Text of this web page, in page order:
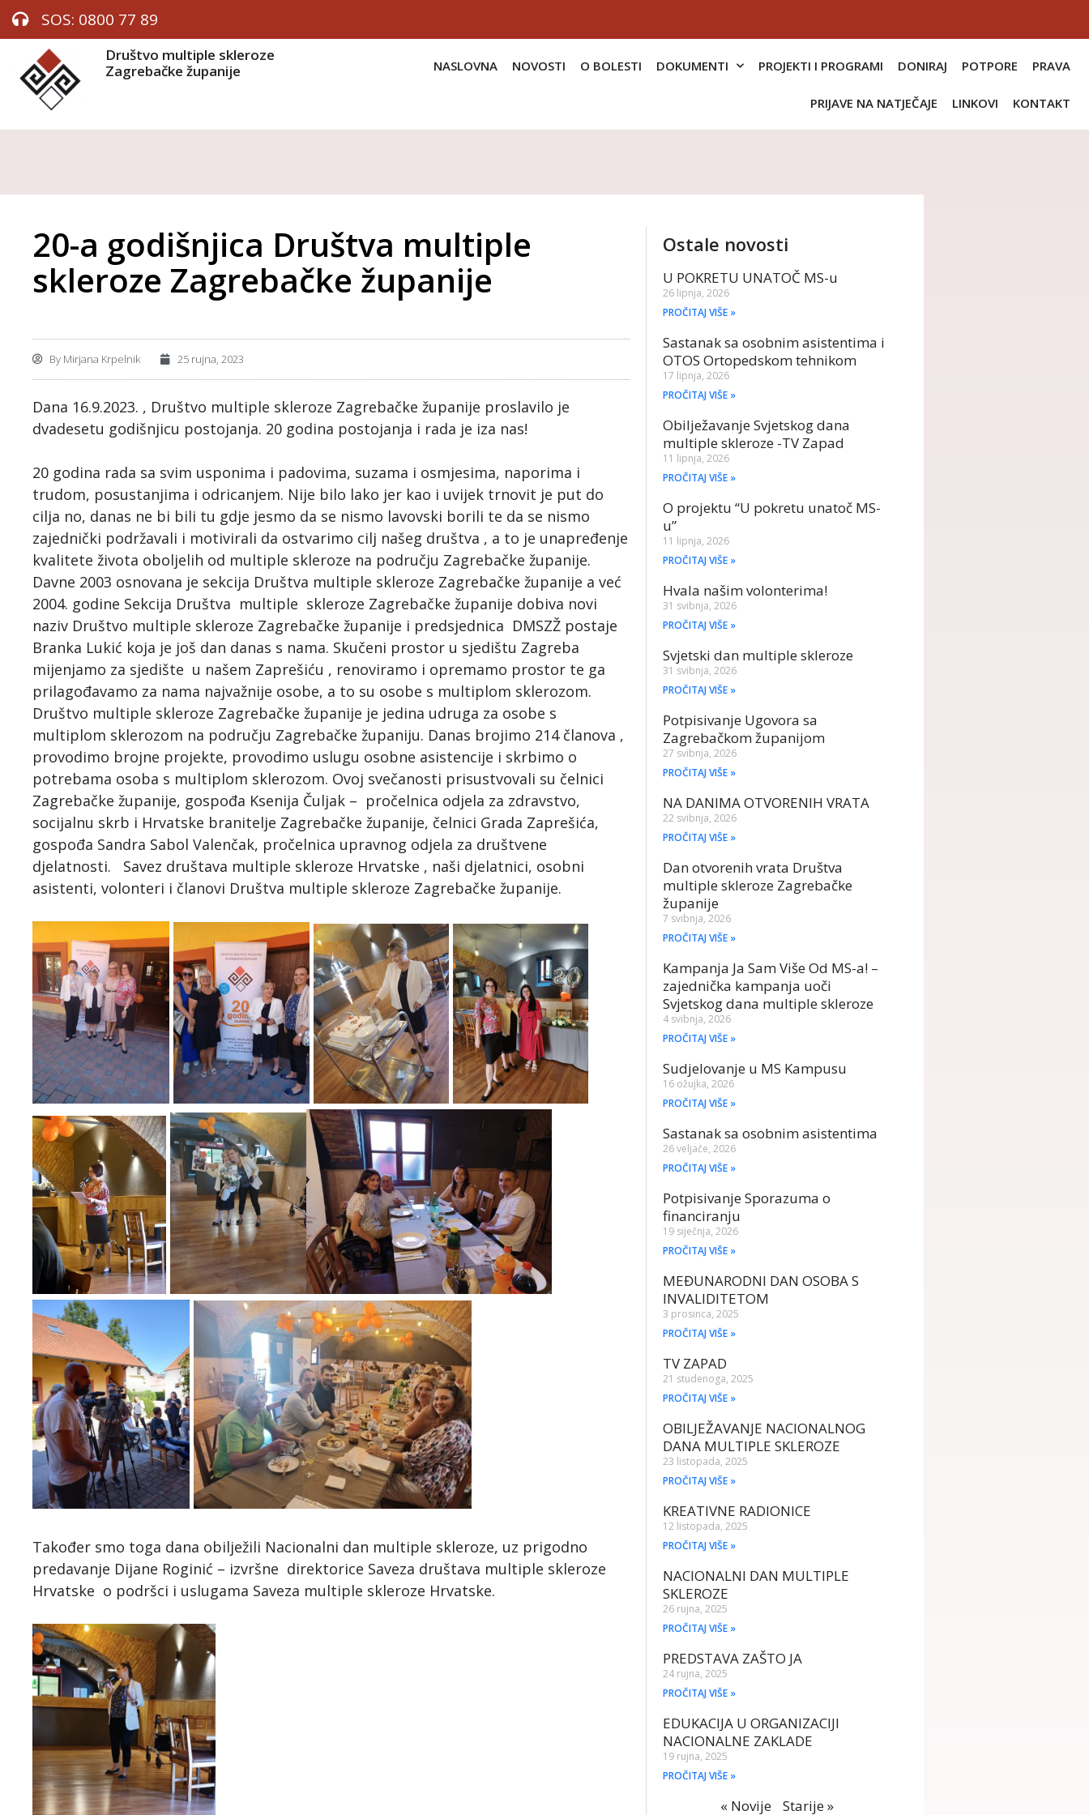
SOS: 0800 77 89
Društvo multiple skleroze
Zagrebačke županije
NASLOVNA NOVOSTI O BOLESTI DOKUMENTI PROJEKTI I PROGRAMI DONIRAJ POTPORE PRAVA
PRIJAVE NA NATJEČAJE LINKOVI KONTAKT
20-a godišnjica Društva multiple
skleroze Zagrebačke županije
By Mirjana Krpelnik 25 rujna, 2023
Dana 16.9.2023. , Društvo multiple skleroze Zagrebačke županije proslavilo je
dvadesetu godišnjicu postojanja. 20 godina postojanja i rada je iza nas!
20 godina rada sa svim usponima i padovima, suzama i osmjesima, naporima i
trudom, posustanjima i odricanjem. Nije bilo lako jer kao i uvijek trnovit je put do
cilja no, danas ne bi bili tu gdje jesmo da se nismo lavovski borili te da se nismo
zajednički podržavali i motivirali da ostvarimo cilj našeg društva , a to je unapređenje
kvalitete života oboljelih od multiple skleroze na području Zagrebačke županije.
Davne 2003 osnovana je sekcija Društva multiple skleroze Zagrebačke županije a već
2004. godine Sekcija Društva multiple skleroze Zagrebačke županije dobiva novi
naziv Društvo multiple skleroze Zagrebačke županije i predsjednica DMSZŽ postaje
Branka Lukić koja je još dan danas s nama. Skučeni prostor u sjedištu Zagreba
mijenjamo za sjedište u našem Zaprešiću , renoviramo i opremamo prostor te ga
prilagođavamo za nama najvažnije osobe, a to su osobe s multiplom sklerozom.
Društvo multiple skleroze Zagrebačke županije je jedina udruga za osobe s
multiplom sklerozom na području Zagrebačke županiju. Danas brojimo 214 članova ,
provodimo brojne projekte, provodimo uslugu osobne asistencije i skrbimo o
potrebama osoba s multiplom sklerozom. Ovoj svečanosti prisustvovali su čelnici
Zagrebačke županije, gospođa Ksenija Čuljak – pročelnica odjela za zdravstvo,
socijalnu skrb i Hrvatske branitelje Zagrebačke županije, čelnici Grada Zaprešića,
gospođa Sandra Sabol Valenčak, pročelnica upravnog odjela za društvene
djelatnosti. Savez društava multiple skleroze Hrvatske , naši djelatnici, osobni
asistenti, volonteri i članovi Društva multiple skleroze Zagrebačke županije.
Također smo toga dana obilježili Nacionalni dan multiple skleroze, uz prigodno
predavanje Dijane Roginić – izvršne direktorice Saveza društava multiple skleroze
Hrvatske o podršci i uslugama Saveza multiple skleroze Hrvatske.
Ostale novosti
U POKRETU UNATOČ MS-u
26 lipnja, 2026
PROČITAJ VIŠE »
Sastanak sa osobnim asistentima i
OTOS Ortopedskom tehnikom
17 lipnja, 2026
PROČITAJ VIŠE »
Obilježavanje Svjetskog dana
multiple skleroze -TV Zapad
11 lipnja, 2026
PROČITAJ VIŠE »
O projektu “U pokretu unatoč MS-
u”
11 lipnja, 2026
PROČITAJ VIŠE »
Hvala našim volonterima!
31 svibnja, 2026
PROČITAJ VIŠE »
Svjetski dan multiple skleroze
31 svibnja, 2026
PROČITAJ VIŠE »
Potpisivanje Ugovora sa
Zagrebačkom županijom
27 svibnja, 2026
PROČITAJ VIŠE »
NA DANIMA OTVORENIH VRATA
22 svibnja, 2026
PROČITAJ VIŠE »
Dan otvorenih vrata Društva
multiple skleroze Zagrebačke
županije
7 svibnja, 2026
PROČITAJ VIŠE »
Kampanja Ja Sam Više Od MS-a! –
zajednička kampanja uoči
Svjetskog dana multiple skleroze
4 svibnja, 2026
PROČITAJ VIŠE »
Sudjelovanje u MS Kampusu
16 ožujka, 2026
PROČITAJ VIŠE »
Sastanak sa osobnim asistentima
26 veljače, 2026
PROČITAJ VIŠE »
Potpisivanje Sporazuma o
financiranju
19 siječnja, 2026
PROČITAJ VIŠE »
MEĐUNARODNI DAN OSOBA S
INVALIDITETOM
3 prosinca, 2025
PROČITAJ VIŠE »
TV ZAPAD
21 studenoga, 2025
PROČITAJ VIŠE »
OBILJEŽAVANJE NACIONALNOG
DANA MULTIPLE SKLEROZE
23 listopada, 2025
PROČITAJ VIŠE »
KREATIVNE RADIONICE
12 listopada, 2025
PROČITAJ VIŠE »
NACIONALNI DAN MULTIPLE
SKLEROZE
26 rujna, 2025
PROČITAJ VIŠE »
PREDSTAVA ZAŠTO JA
24 rujna, 2025
PROČITAJ VIŠE »
EDUKACIJA U ORGANIZACIJI
NACIONALNE ZAKLADE
19 rujna, 2025
PROČITAJ VIŠE »
« Novije Starije »